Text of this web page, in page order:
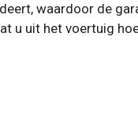
waardoor de
u uit het voertuig